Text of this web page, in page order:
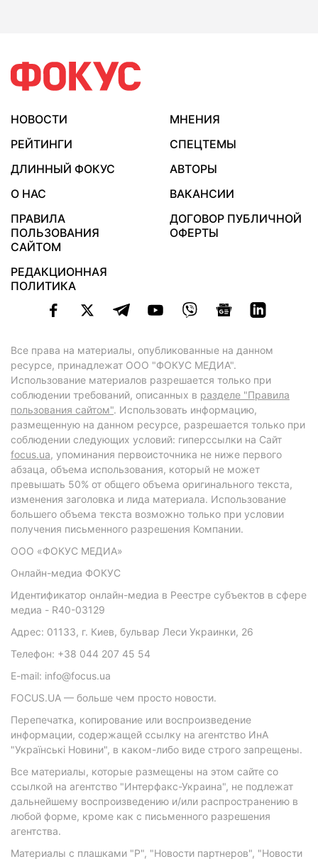
НОВОСТИ
МНЕНИЯ
РЕЙТИНГИ
СПЕЦТЕМЫ
ДЛИННЫЙ ФОКУС
АВТОРЫ
О НАС
ВАКАНСИИ
ПРАВИЛА
ПОЛЬЗОВАНИЯ
САЙТОМ
ДОГОВОР ПУБЛИЧНОЙ
ОФЕРТЫ
РЕДАКЦИОННАЯ
ПОЛИТИКА
Все права на материалы, опубликованные на данном
ресурсе, принадлежат ООО "ФОКУС МЕДИА".
Использование материалов разрешается только при
соблюдении требований, описанных в разделе "Правила
пользования сайтом". Использовать информацию,
размещенную на данном ресурсе, разрешается только при
соблюдении следующих условий: гиперссылки на Сайт
focus.ua, упоминания первоисточника не ниже первого
абзаца, объема использования, который не может
превышать 50% от общего объема оригинального текста,
изменения заголовка и лида материала. Использование
большего объема текста возможно только при условии
получения письменного разрешения Компании.
ООО «ФОКУС МЕДИА»
Онлайн-медиа ФОКУС
Идентификатор онлайн-медиа в Реестре субъектов в сфере
медиа - R40-03129
Адрес: 01133, г. Киев, бульвар Леси Украинки, 26
Телефон: +38 044 207 45 54
E-mail: info@focus.ua
FOCUS.UA — больше чем просто новости.
Перепечатка, копирование или воспроизведение
информации, содержащей ссылку на агентство ИнА
"Українські Новини", в каком-либо виде строго запрещены.
Все материалы, которые размещены на этом сайте со
ссылкой на агентство "Интерфакс-Украина", не подлежат
дальнейшему воспроизведению и/или распространению в
любой форме, кроме как с письменного разрешения
агентства.
Материалы с плашками "Р", "Новости партнеров", "Новости